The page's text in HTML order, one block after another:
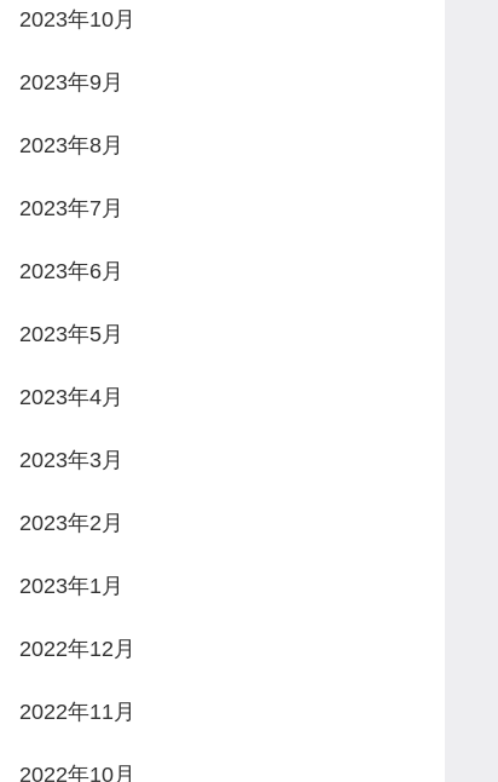
2023年10月
2023年9月
2023年8月
2023年7月
2023年6月
2023年5月
2023年4月
2023年3月
2023年2月
2023年1月
2022年12月
2022年11月
2022年10月